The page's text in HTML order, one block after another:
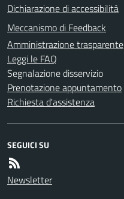
Dichiarazione di accessibilità
Meccanismo di Feedback
Amministrazione trasparente
Leggi le FAQ
Segnalazione disservizio
Prenotazione appuntamento
Richiesta d'assistenza
SEGUICI SU
Newsletter